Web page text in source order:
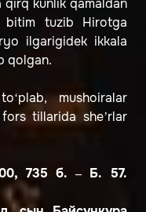
kunlik qamaldan
bitim tuzib Hirotga
ilgarigidek ikkala
qolgan.
mushoiralar
tillarida she’rlar
735 б. – Б. 57.